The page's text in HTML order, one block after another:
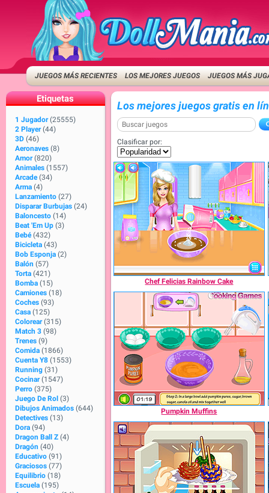
JUEGOS MÁS RECIENTES LOS MEJORES JUEGOS JUEGOS MÁS
Etiquetas
1 Jugador (25555)
2 Player (44)
3D (46)
Aeronaves (8)
Amor (820)
Animales (1557)
Arcade (34)
Arma (4)
Lanzamiento (27)
Disparar Burbujas (24)
Baloncesto (14)
Beat 'Em Up (3)
Bebé (432)
Bicicleta (43)
Bob Esponja (2)
Balón (57)
Torta (421)
Bomba (15)
Camiones (18)
Coches (93)
Casa (125)
Colorear (315)
Match 3 (98)
Trenes (9)
Comida (1866)
Cuenta Y8 (1553)
Running (31)
Cocinar (1547)
Perro (375)
Juego De Rol (3)
Dibujos Animados (644)
Detectives (13)
Dora (94)
Dragon Ball Z (4)
Dragón (40)
Educativo (91)
Graciosos (77)
Equilibrio (18)
Escuela (195)
Los mejores juegos gratis en
Clasificar por:
Chef Felicias Rainbow Cake
Pumpkin Muffins